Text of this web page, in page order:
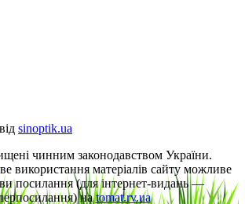
sinoptik.ua
чинним законодавством України.
використання матеріалів сайту можливе
посилання (для інтернет-видань —
наtomat.rv.ua